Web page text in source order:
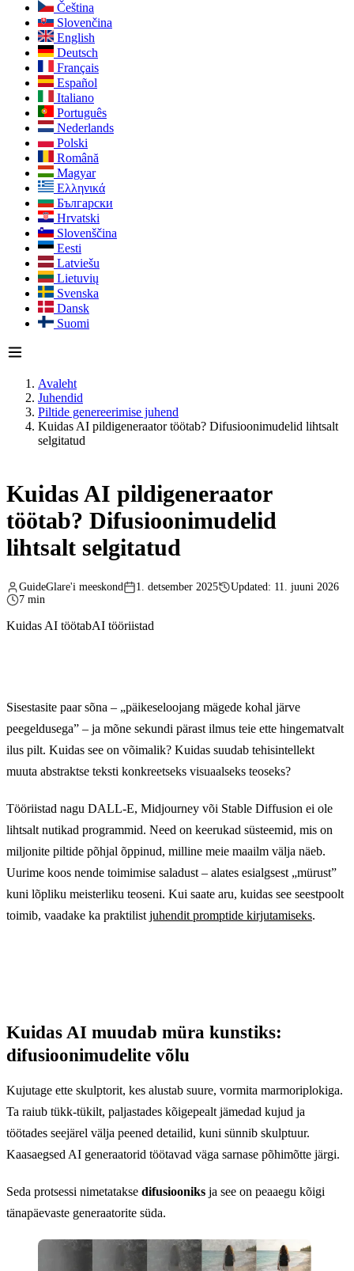
Čeština
Slovenčina
English
Deutsch
Français
Español
Italiano
Português
Nederlands
Polski
Română
Magyar
Ελληνικά
Български
Hrvatski
Slovenščina
Eesti
Latviešu
Lietuvių
Svenska
Dansk
Suomi
Avaleht
Juhendid
Piltide genereerimise juhend
Kuidas AI pildigeneraator töötab? Difusioonimudelid lihtsalt
selgitatud
Kuidas AI pildigeneraator
töötab? Difusioonimudelid
lihtsalt selgitatud
GuideGlare'i meeskond 1. detsember 2025
Updated: 11. juuni 2026
7 min
Kuidas AI töötabAI tööriistad
Sisestasite paar sõna – „päikeseloojang mägede kohal järve
peegeldusega” – ja mõne sekundi pärast ilmus teie ette hingematvalt
ilus pilt. Kuidas see on võimalik? Kuidas suudab tehisintellekt
muuta abstraktse teksti konkreetseks visuaalseks teoseks?
Tööriistad nagu DALL-E, Midjourney või Stable Diffusion ei ole
lihtsalt nutikad programmid. Need on keerukad süsteemid, mis on
miljonite piltide põhjal õppinud, milline meie maailm välja näeb.
Uurime koos nende toimimise saladust – alates esialgsest „mürust”
kuni lõpliku meisterliku teoseni. Kui saate aru, kuidas see seestpoolt
toimib, vaadake ka praktilist juhendit promptide kirjutamiseks.
Kuidas AI muudab müra kunstiks:
difusioonimudelite võlu
Kujutage ette skulptorit, kes alustab suure, vormita marmoriplokiga.
Ta raiub tükk-tükilt, paljastades kõigepealt jämedad kujud ja
töötades seejärel välja peened detailid, kuni sünnib skulptuur.
Kaasaegsed AI generaatorid töötavad väga sarnase põhimõtte järgi.
Seda protsessi nimetatakse difusiooniks ja see on peaaegu kõigi
tänapäevaste generaatorite süda.